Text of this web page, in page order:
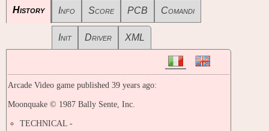
History Info Score PCB Comandi
Init Driver XML
Arcade Video game published 39 years ago:
Moonquake © 1987 Bally Sente, Inc.
TECHNICAL -